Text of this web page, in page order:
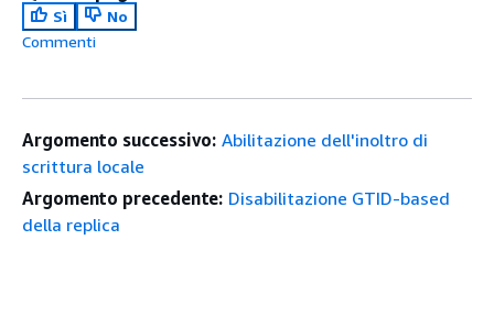
Sì
No
Commenti
Argomento successivo: Abilitazione dell'inoltro di
scrittura locale
Argomento precedente: Disabilitazione GTID-based
della replica